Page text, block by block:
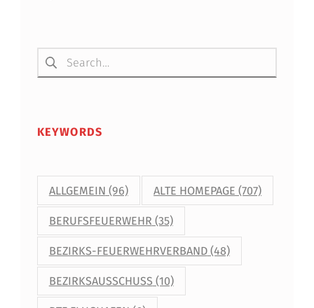
Suchen nach:
KEYWORDS
ALLGEMEIN (96) ALTE HOMEPAGE (707)
BERUFSFEUERWEHR (35)
BEZIRKS-FEUERWEHRVERBAND(48)
BEZIRKSAUSSCHUSS (10)